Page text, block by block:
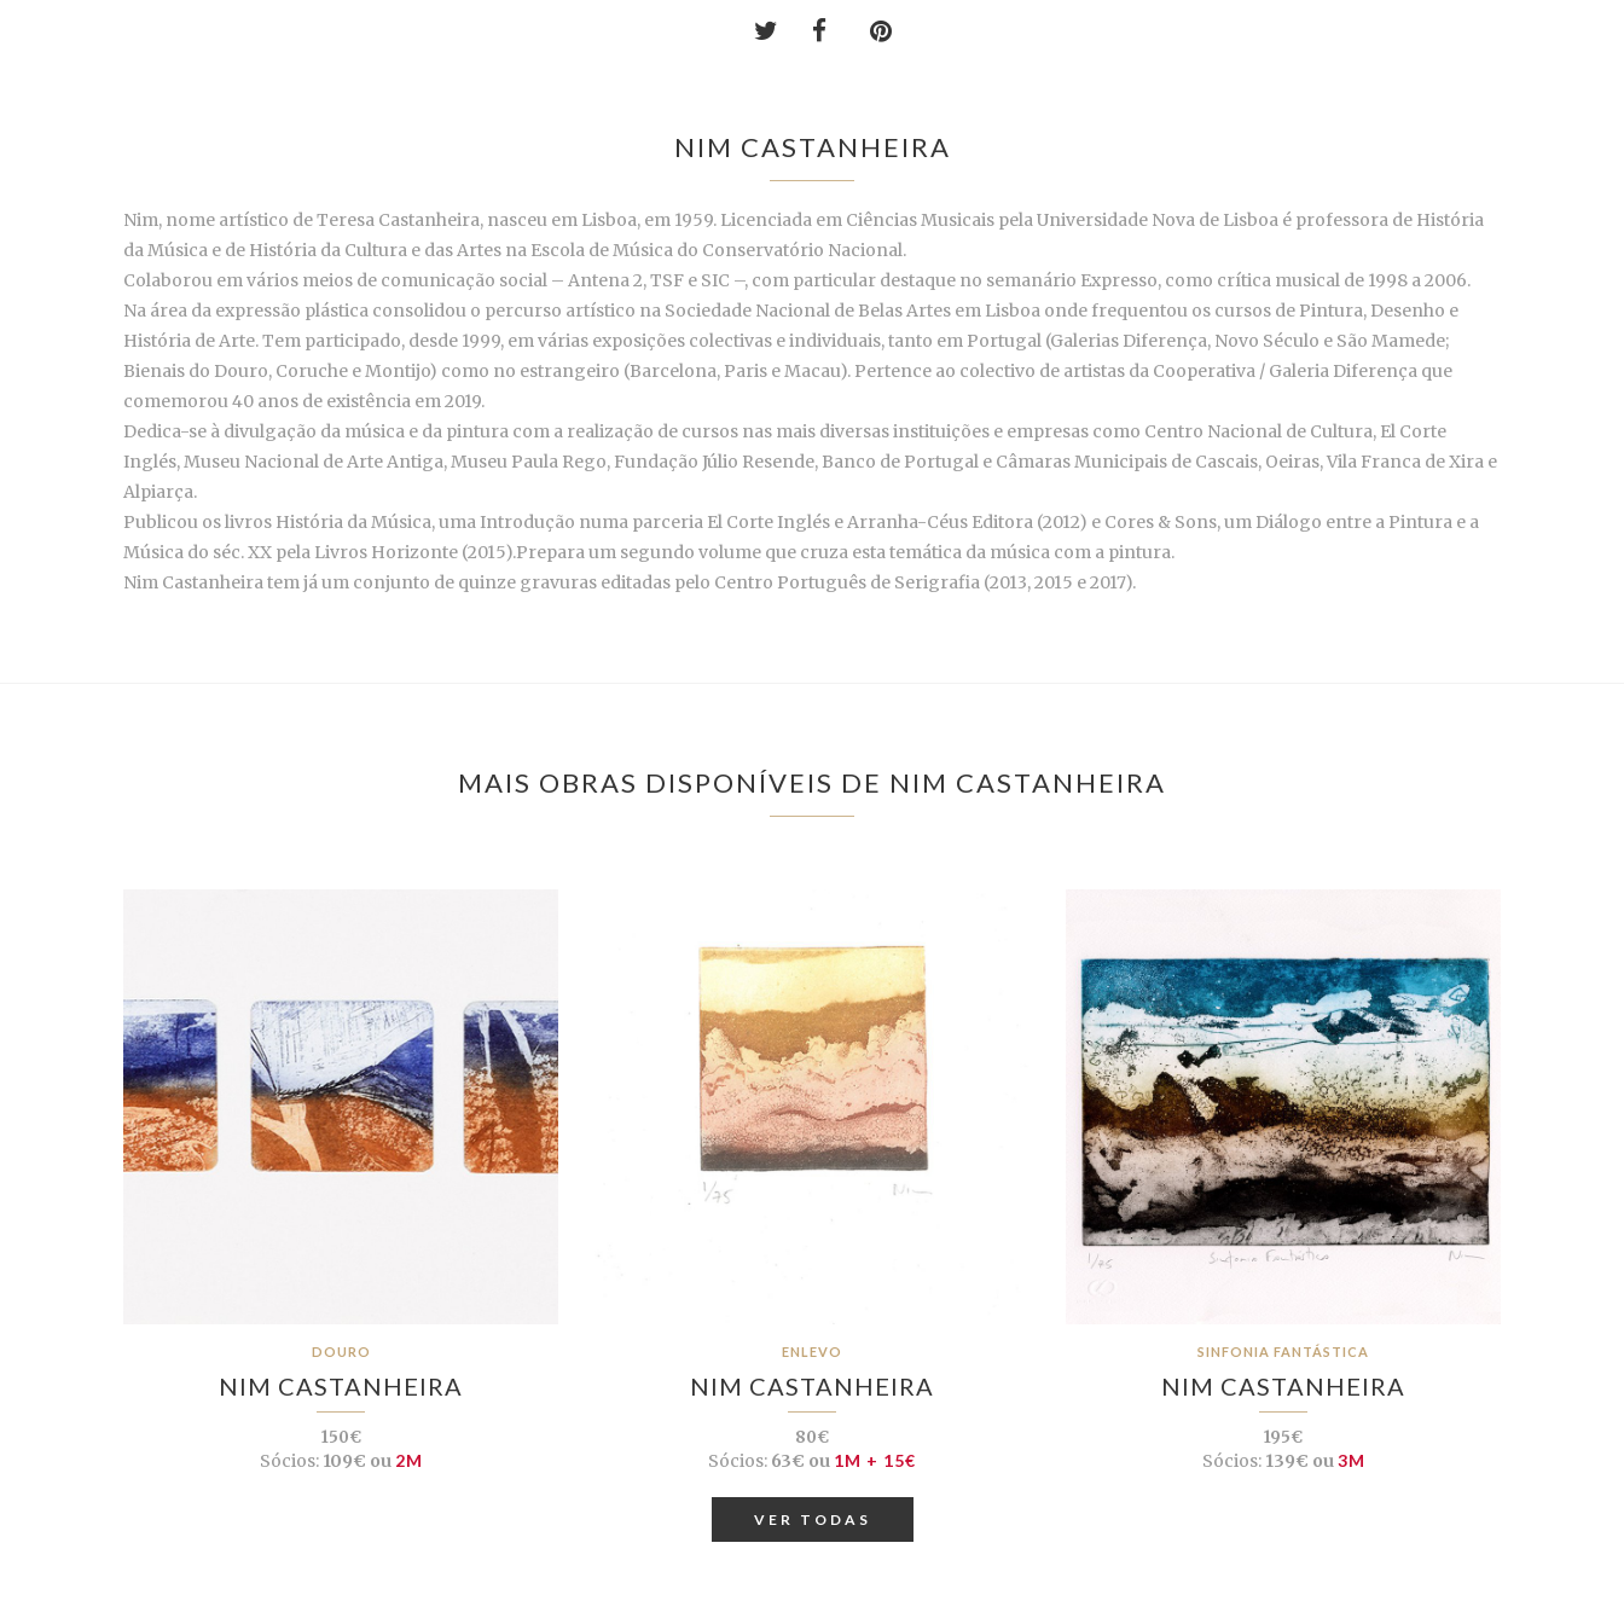
NIM CASTANHEIRA
Nim, nome artístico de Teresa Castanheira, nasceu em Lisboa, em 1959. Licenciada em Ciências Musicais pela Universidade Nova de Lisboa é professora de História
da Música e de História da Cultura e das Artes na Escola de Música do Conservatório Nacional.
Colaborou em vários meios de comunicação social – Antena 2, TSF e SIC –, com particular destaque no semanário Expresso, como crítica musical de 1998 a 2006.
Na área da expressão plástica consolidou o percurso artístico na Sociedade Nacional de Belas Artes em Lisboa onde frequentou os cursos de Pintura, Desenho e
História de Arte. Tem participado, desde 1999, em várias exposições colectivas e individuais, tanto em Portugal (Galerias Diferença, Novo Século e São Mamede;
Bienais do Douro, Coruche e Montijo) como no estrangeiro (Barcelona, Paris e Macau). Pertence ao colectivo de artistas da Cooperativa / Galeria Diferença que
comemorou 40 anos de existência em 2019.
Dedica-se à divulgação da música e da pintura com a realização de cursos nas mais diversas instituições e empresas como Centro Nacional de Cultura, El Corte
Inglés, Museu Nacional de Arte Antiga, Museu Paula Rego, Fundação Júlio Resende, Banco de Portugal e Câmaras Municipais de Cascais, Oeiras, Vila Franca de Xira e
Alpiarça.
Publicou os livros História da Música, uma Introdução numa parceria El Corte Inglés e Arranha-Céus Editora (2012) e Cores & Sons, um Diálogo entre a Pintura e a
Música do séc. XX pela Livros Horizonte (2015).Prepara um segundo volume que cruza esta temática da música com a pintura.
Nim Castanheira tem já um conjunto de quinze gravuras editadas pelo Centro Português de Serigrafia (2013, 2015 e 2017).
MAIS OBRAS DISPONÍVEIS DE NIM CASTANHEIRA
DOURO
NIM CASTANHEIRA
150€
Sócios:109€ ou 2M
ENLEVO
NIM CASTANHEIRA
80€
Sócios: 63€ ou 1M + 15€
SINFONIA FANTÁSTICA
NIM CASTANHEIRA
195€
Sócios:139€ ou3M
VER TODAS